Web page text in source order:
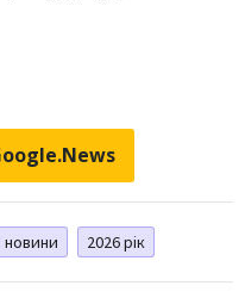
новини 2026 рік